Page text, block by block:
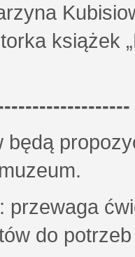
książek
będą
: przewaga
do